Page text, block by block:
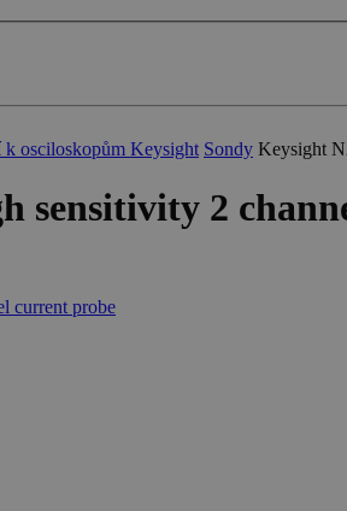
k osciloskopům Keysight Sondy Keysight
sensitivity 2